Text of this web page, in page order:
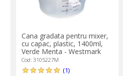
Cana gradata pentru mixer,
cu capac, plastic, 1400ml,
Verde Menta - Westmark
Cod: 3105227M
(1)